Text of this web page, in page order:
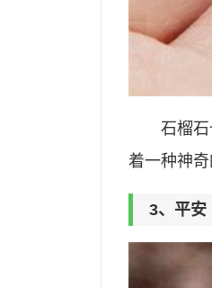
石榴
着一种神
3、平安